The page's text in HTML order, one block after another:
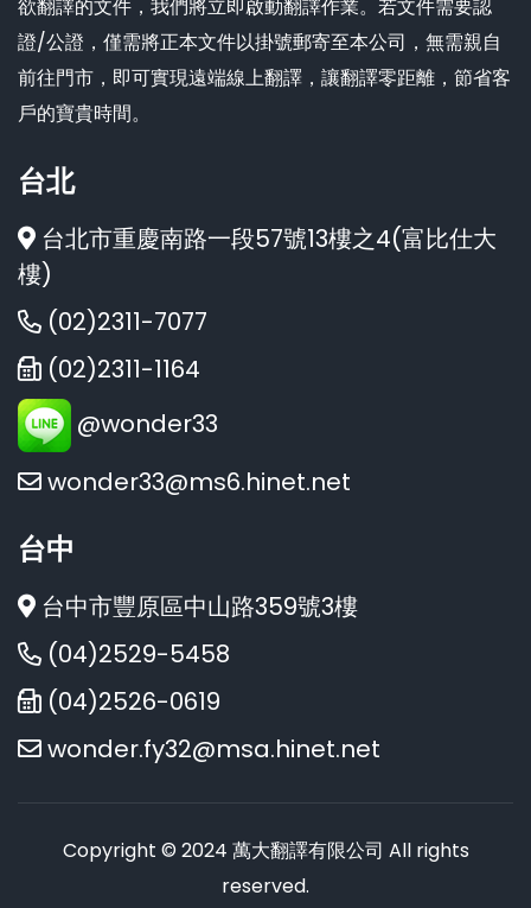
欲翻譯的文件，我們將立即啟動翻譯作業。若文件需要認
證/公證，僅需將正本文件以掛號郵寄至本公司，無需親自
前往門市，即可實現遠端線上翻譯，讓翻譯零距離，節省客
戶的寶貴時間。
台北
台北市重慶南路一段57號13樓之4(富比仕大
樓)
(02)2311-7077
(02)2311-1164
@wonder33
wonder33@ms6.hinet.net
台中
台中市豐原區中山路359號3樓
(04)2529-5458
(04)2526-0619
wonder.fy32@msa.hinet.net
Copyright © 2024 萬大翻譯有限公司 All rights
reserved.